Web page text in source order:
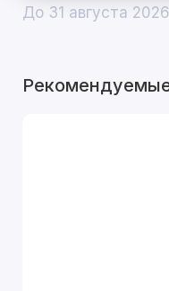
До 31 августа